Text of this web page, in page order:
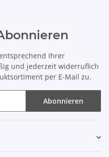
Ihrer
und jederzeit widerruflich
per E-Mail zu.
Abonnieren